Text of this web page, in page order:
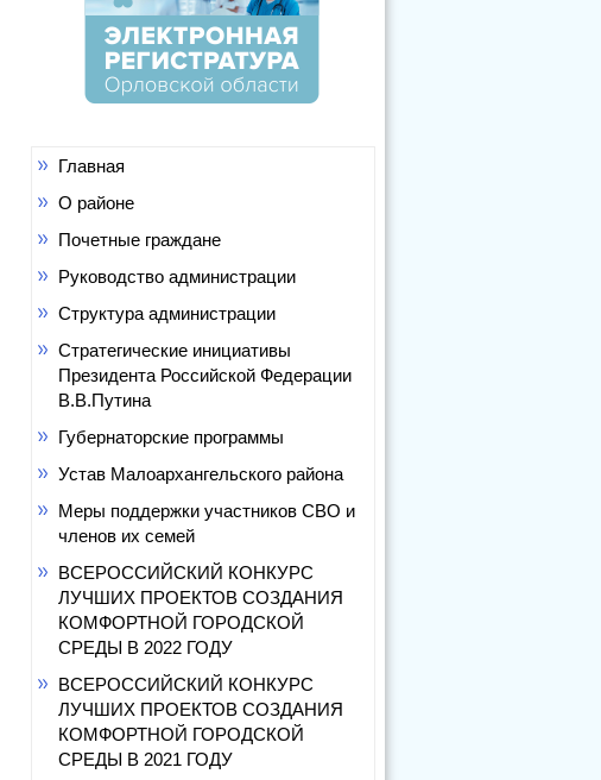
Главная
О районе
Почетные граждане
Руководство администрации
Структура администрации
Стратегические инициативы
Президента Российской Федерации
В.В.Путина
Губернаторские программы
Устав Малоархангельского района
Меры поддержки участников СВО и
членов их семей
ВСЕРОССИЙСКИЙ КОНКУРС
ЛУЧШИХ ПРОЕКТОВ СОЗДАНИЯ
КОМФОРТНОЙ ГОРОДСКОЙ
СРЕДЫ В 2022 ГОДУ
ВСЕРОССИЙСКИЙ КОНКУРС
ЛУЧШИХ ПРОЕКТОВ СОЗДАНИЯ
КОМФОРТНОЙ ГОРОДСКОЙ
СРЕДЫ В 2021 ГОДУ